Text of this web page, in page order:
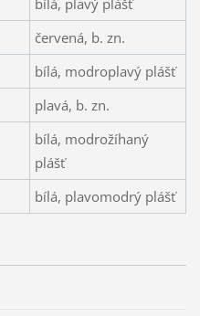
bílá, plavý plášť
červená, b. zn.
bílá, modroplavý plášť
plavá, b. zn.
bílá, modrožíhaný
plášť
bílá, plavomodrý plášť